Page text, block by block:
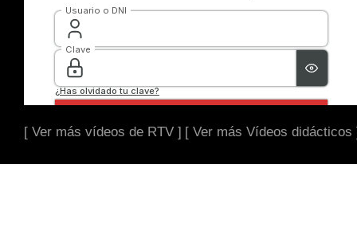
[ Ver más vídeos de RTV ] [ Ver más Vídeos didácticos